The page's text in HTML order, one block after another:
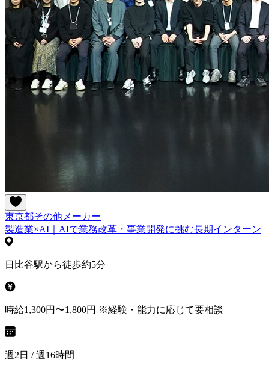
東京都その他 メーカー
製造業×AI｜AIで業務改革・事業開発に挑む長期インターン
日比谷駅から徒歩約5分
時給1,300円〜1,800円 ※経験・能力に応じて要相談
週2日 / 週16時間